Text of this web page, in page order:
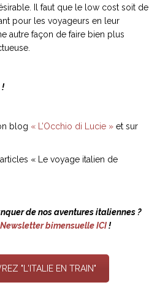
Il faut que le low cost soit de
pour les voyageurs en leur
autre façon de faire bien plus
!
blog « L’Occhio di Lucie » et sur
« Le voyage italien de
de nos aventures italiennes ?
Newsletter bimensuelle ICI!
"L'ITALIE EN TRAIN"